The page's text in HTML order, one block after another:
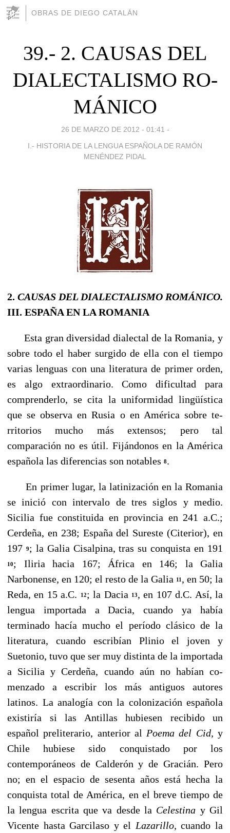
OBRAS DE DIEGO CATALÁN
39.- 2. CAUSAS DEL
DIALECTALISMO RO­
MÁNICO
26 DE MARZO DE 2012 - 01:41 -
I.- HISTORIA DE LA LENGUA ESPAÑOLA DE RAMÓN
MENÉNDEZ PIDAL
2. CAUSAS DEL DIALECTALISMO RO­MÁNICO.
III. ESPAÑA EN LA ROMANIA
Esta gran diversidad dialectal de la Romania, y
sobre todo el haber surgido de ella con el tiempo
varias lenguas con una literatura de primer orden,
es algo extraordinario. Como dificultad para
comprenderlo, se cita la uniformidad lingüística
que se observa en Rusia o en América sobre te­
rritorios mucho más extensos; pero tal
comparación no es útil. Fijándonos en la América
española las diferencias son notables 8.
En primer lugar, la latinización en la Romania
se inició con intervalo de tres siglos y medio.
Sicilia fue constituida en provincia en 241 a.C.;
Cerdeña, en 238; España del Sureste (Citerior), en
197 9; la Galia Cisalpina, tras su con­quista en 191
10; Iliria hacia 167; África en 146; la Galia
Narbonense, en 120; el resto de la Galia 11 , en 50; la
Re­da, en 15 a.C.
12; la Dacia 13, en 107 d.C. Así, la
lengua importada a Dacia, cuando ya había
terminado hacía mu­cho el período clásico de la
literatura, cuando escribían Plinio el joven y
Suetonio, tuvo que ser muy distinta de la importada
a Sicilia y Cerdeña, cuando aún no habían co­
menzado a escribir los más antiguos autores
latinos. La analogía con la colonización española
existiría si las Anti­llas hubiesen recibido un
español preliterario, anterior al Poema del Cid,y
Chile hubiese sido conquistado por los
contemporáneos de Calderón y de Gracián. Pero
no; en el espacio de sesenta años está hecha la
conquista total de América, en el breve tiempo de
la lengua escrita que va desde la Celestina y Gil
Vicente hasta Garcilaso y el Lazari­llo,cuando la